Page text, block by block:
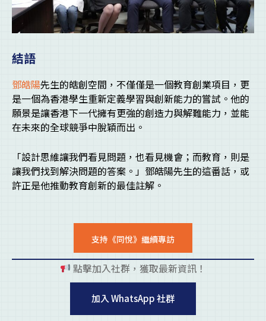
結語
鄧皓陽先生的皓創空間，不僅僅是一個教育創業項目，更
是一個為香港學生重新定義學習與創新能力的嘗試。他的
願景是讓香港下一代擁有更強的創造力與解難能力，並能
在未來的全球競爭中脫穎而出。
「設計思維讓我們看見問題，也看見機會；而教育，則是
讓我們找到解決問題的答案。」鄧皓陽先生的這番話，或
許正是他推動教育創新的最佳註解。
支持《同悅》繼續專訪
點擊加入社群，獲取最新資訊！
加入 WhatsApp 社群